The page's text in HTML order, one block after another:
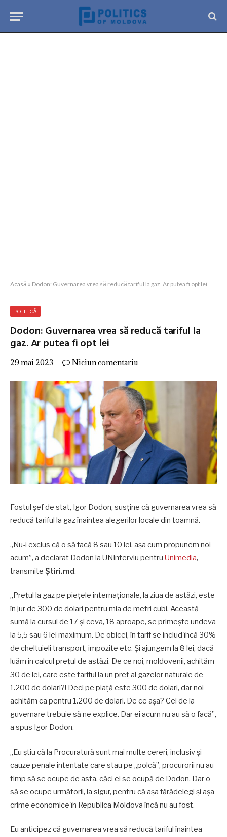
Acasă » Dodon: Guvernarea vrea să reducă tariful la gaz. Ar putea fi opt lei
POLITICĂ
Dodon: Guvernarea vrea să reducă tariful la
gaz. Ar putea fi opt lei
29 mai 2023 Niciun comentariu
Fostul șef de stat, Igor Dodon, susține că guvernarea vrea să
reducă tariful la gaz înaintea alegerilor locale din toamnă.
„Nu-i exclus că o să facă 8 sau 10 lei, așa cum propunem noi
acum”, a declarat Dodon la UNInterviu pentru Unimedia,
transmite Știri.md.
„Prețul la gaz pe piețele internaționale, la ziua de astăzi, este
în jur de 300 de dolari pentru mia de metri cubi. Această
sumă la cursul de 17 și ceva, 18 aproape, se primește undeva
la 5,5 sau 6 lei maximum. De obicei, în tarif se includ încă 30%
de cheltuieli transport, impozite etc. Și ajungem la 8 lei, dacă
luăm în calcul prețul de astăzi. De ce noi, moldovenii, achităm
30 de lei, care este tariful la un preț al gazelor naturale de
1.200 de dolari?! Deci pe piață este 300 de dolari, dar noi
achităm ca pentru 1.200 de dolari. De ce așa? Cei de la
guvernare trebuie să ne explice. Dar ei acum nu au să o facă”,
a spus Igor Dodon.
„Eu știu că la Procuratură sunt mai multe cereri, inclusiv și
cauze penale intentate care stau pe „polcă”, procurorii nu au
timp să se ocupe de asta, căci ei se ocupă de Dodon. Dar o
să se ocupe următorii, la sigur, pentru că așa fărădelegi și așa
crime economice în Republica Moldova încă nu au fost.
Eu anticipez că guvernarea vrea să reducă tariful înaintea